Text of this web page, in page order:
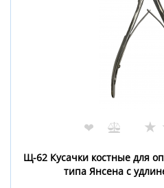
❤ ★
Щ-62 Кусачки костные для
типа Янсена с